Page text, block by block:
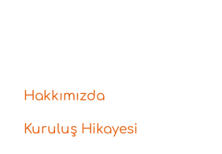
Hakkımızda
Kuruluş Hikayesi